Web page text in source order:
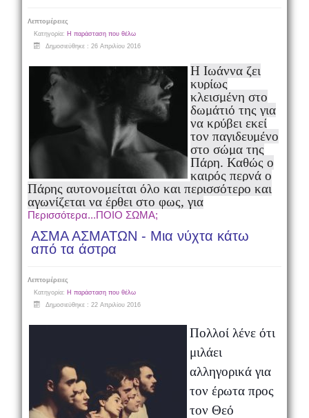
Λεπτομέρειες
Κατηγορία: Η παράσταση που θέλω
Δημοσιεύθηκε : 26 Απριλίου 2016
Η Ιωάννα ζει
κυρίως
κλεισμένη στο
δωμάτιό της για
να κρύβει εκεί
τον παγιδευμένο
στο σώμα της
Πάρη. Καθώς ο
καιρός περνά ο
Πάρης αυτονομείται όλο και περισσότερο και
αγωνίζεται να έρθει στο φως, για
Περισσότερα...ΠΟΙΟ ΣΩΜΑ;
ΑΣΜΑ ΑΣΜΑΤΩΝ - Μια νύχτα κάτω
από τα άστρα
Λεπτομέρειες
Κατηγορία: Η παράσταση που θέλω
Δημοσιεύθηκε : 22 Απριλίου 2016
Πολλοί λένε ότι
μιλάει
αλληγορικά για
τον έρωτα προς
τον Θεό